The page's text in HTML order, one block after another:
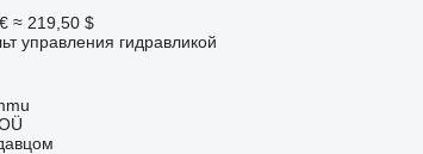
≈ 219,50 $
управления гидравликой